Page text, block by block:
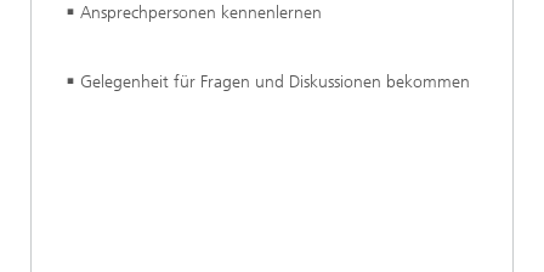
Ansprechpersonen kennenlernen
Gelegenheit für Fragen und Diskussionen bekommen